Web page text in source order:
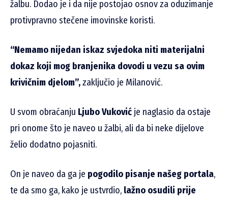
žalbu. Dodao je i da nije postojao osnov za oduzimanje
protivpravno stečene imovinske koristi.
“Nemamo nijedan iskaz svjedoka niti materijalni
dokaz koji mog branjenika dovodi u vezu sa ovim
krivičnim djelom”,zaključio je Milanović.
U svom obraćanju Ljubo Vuković je naglasio da ostaje
pri onome što je naveo u žalbi, ali da bi neke dijelove
želio dodatno pojasniti.
On je naveo da ga je pogodilo pisanje našeg portala,
te da smo ga, kako je ustvrdio, lažno osudili prije